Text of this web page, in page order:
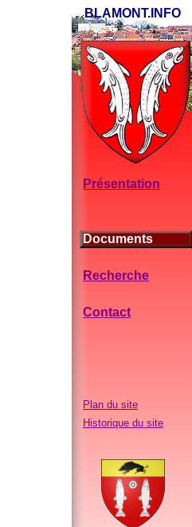
BLAMONT.INFO
Présentation
Documents
Recherche
Contact
Plan du site
Historique du site